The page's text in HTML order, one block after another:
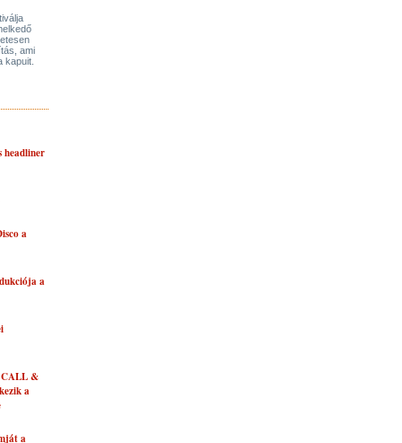
ami
kapuit.
headliner
a
a
CALL &
a
a